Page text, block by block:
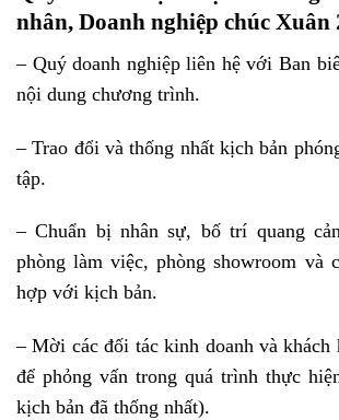
nhân, Doanh nghiệp chúc Xuân
– Quý doanh nghiệp liên hệ với Ban
nội dung chương trình.
– Trao đổi và thống nhất kịch bản
tập.
– Chuẩn bị nhân sự, bố trí quang
phòng làm việc, phòng showroom và
hợp với kịch bản.
– Mời các đối tác kinh doanh và khách
để phỏng vấn trong quá trình thực
kịch bản đã thống nhất).